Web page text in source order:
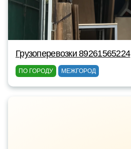
Грузоперевозки 89261565224
ПО ГОРОДУ МЕЖГОРОД